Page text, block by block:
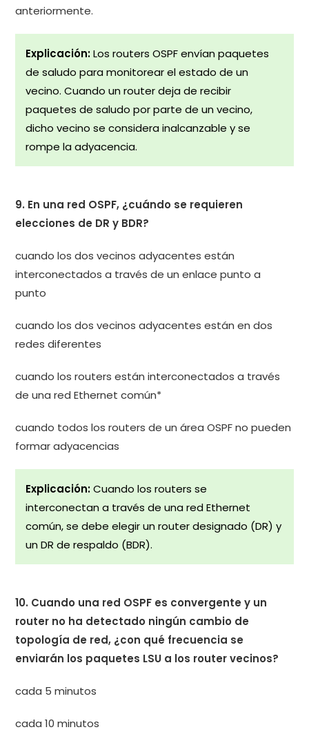
anteriormente.
Explicación:Los routers OSPF envían paquetes
de saludo para monitorear el estado de un
vecino. Cuando un router deja de recibir
paquetes de saludo por parte de un vecino,
dicho vecino se considera inalcanzable y se
rompe la adyacencia.
9. En una red OSPF, ¿cuándo se requieren
elecciones de DR y BDR?
cuando los dos vecinos adyacentes están
interconectados a través de un enlace punto a
punto
cuando los dos vecinos adyacentes están en dos
redes diferentes
cuando los routers están interconectados a través
de una red Ethernet común*
cuando todos los routers de un área OSPF no pueden
formar adyacencias
Explicación:Cuando los routers se
interconectan a través de una red Ethernet
común, se debe elegir un router designado (DR) y
un DR de respaldo (BDR).
10. Cuando una red OSPF es convergente y un
router no ha detectado ningún cambio de
topología de red, ¿con qué frecuencia se
enviarán los paquetes LSU a los router vecinos?
cada 5 minutos
cada 10 minutos